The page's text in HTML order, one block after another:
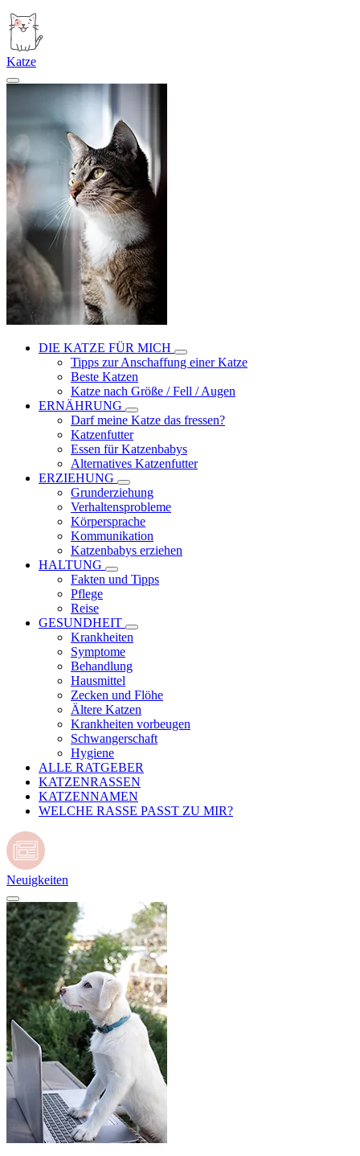
Katze
DIE KATZE FÜR MICH
Tipps zur Anschaffung einer Katze
Beste Katzen
Katze nach Größe / Fell / Augen
ERNÄHRUNG
Darf meine Katze das fressen?
Katzenfutter
Essen für Katzenbabys
Alternatives Katzenfutter
ERZIEHUNG
Grunderziehung
Verhaltensprobleme
Körpersprache
Kommunikation
Katzenbabys erziehen
HALTUNG
Fakten und Tipps
Pflege
Reise
GESUNDHEIT
Krankheiten
Symptome
Behandlung
Hausmittel
Zecken und Flöhe
Ältere Katzen
Krankheiten vorbeugen
Schwangerschaft
Hygiene
ALLE RATGEBER
KATZENRASSEN
KATZENNAMEN
WELCHE RASSE PASST ZU MIR?
Neuigkeiten